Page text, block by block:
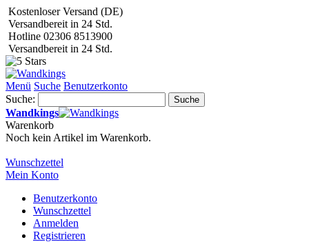
Kostenloser Versand (DE)
Versandbereit in 24 Std.
Hotline 02306 8513900
Versandbereit in 24 Std.
Menü Suche Benutzerkonto
Suche:
Suche
Wandkings
Warenkorb
Noch kein Artikel im Warenkorb.
Wunschzettel
Mein Konto
Benutzerkonto
Wunschzettel
Anmelden
Registrieren